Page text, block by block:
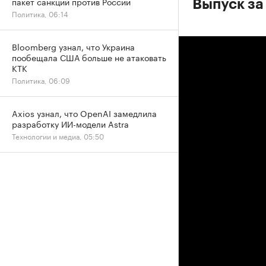
Выпуск
Политика, 06:14
Bloomberg узнал, что Украина
пообещала США больше не атаковать
КТК
Политика, 06:09
Axios узнал, что OpenAI замедлила
разработку ИИ-модели Astra
Технологии и медиа, 05:50